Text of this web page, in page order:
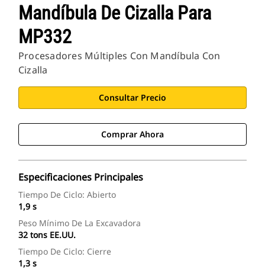
Mandíbula De Cizalla Para
MP332
Procesadores Múltiples Con Mandíbula Con
Cizalla
Consultar Precio
Comprar Ahora
Especificaciones Principales
Tiempo De Ciclo: Abierto
1,9 s
Peso Mínimo De La Excavadora
32 tons EE.UU.
Tiempo De Ciclo: Cierre
1,3 s